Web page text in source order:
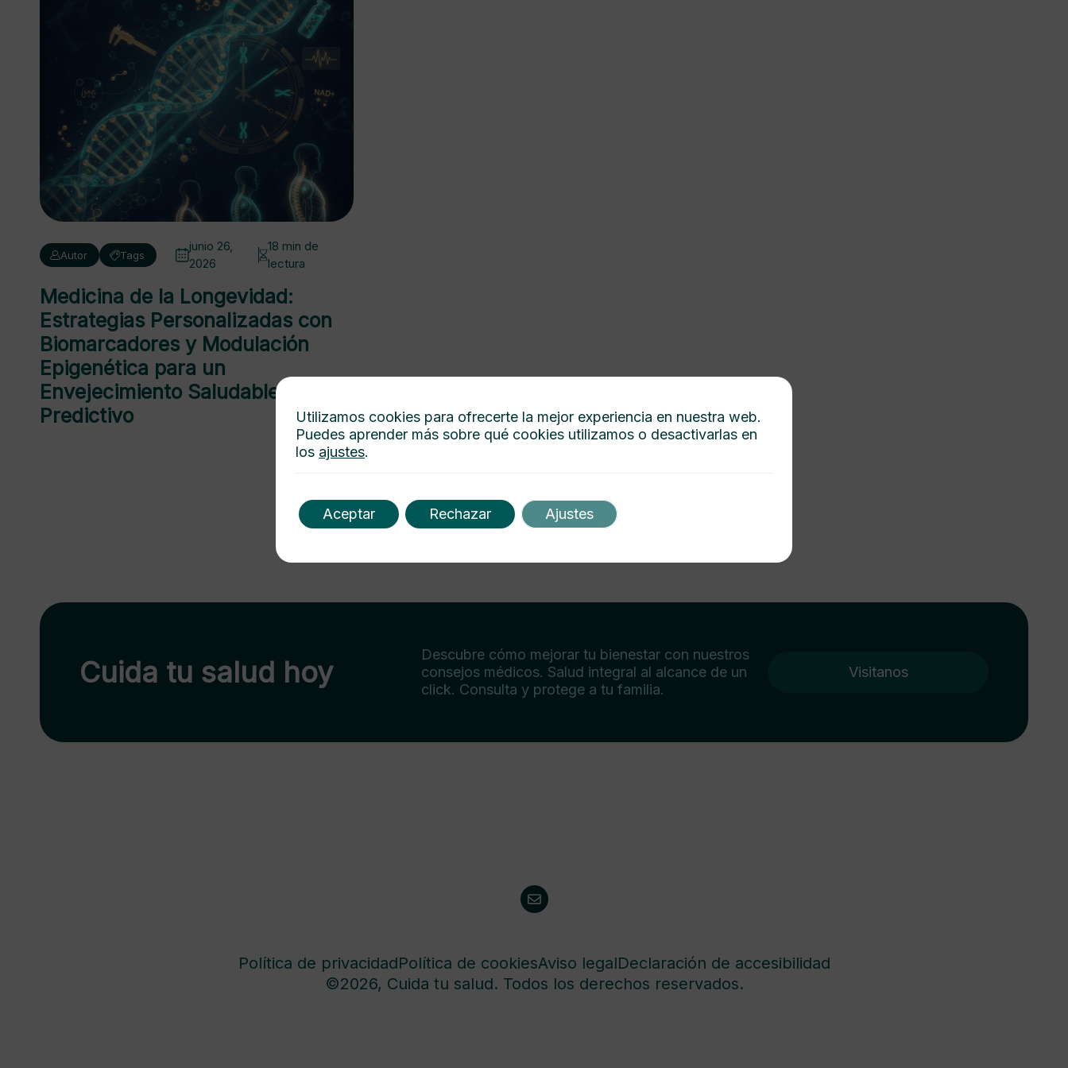
Autor Tags
junio 26,
2026
18 min de
lectura
Medicina de la Longevidad:
Estrategias Personalizadas con
Biomarcadores y Modulación
Epigenética para un
Envejecimiento Saludable y
Predictivo
Cuida tu salud hoy
Descubre cómo mejorar tu bienestar con nuestros
consejos médicos. Salud integral al alcance de un
click. Consulta y protege a tu familia.
Visitanos
Política de privacidadPolítica de cookiesAviso legalDeclaración de accesibilidad
©2026, Cuida tu salud. Todos los derechos reservados.
Utilizamos cookies para ofrecerte la mejor experiencia en nuestra web.
Puedes aprender más sobre qué cookies utilizamos o desactivarlas en
los ajustes.
Aceptar Rechazar Ajustes